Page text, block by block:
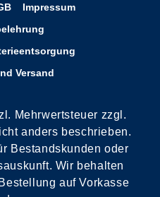
Impressum
Versand
Mehrwertsteuer zzgl.
anders beschrieben.
Bestandskunden oder
Wir behalten
auf Vorkasse